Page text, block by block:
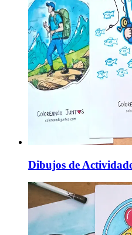
Dibujos de